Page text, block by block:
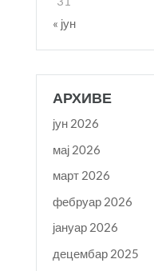
« јун
АРХИВЕ
јун 2026
мај 2026
март 2026
фебруар 2026
јануар 2026
децембар 2025